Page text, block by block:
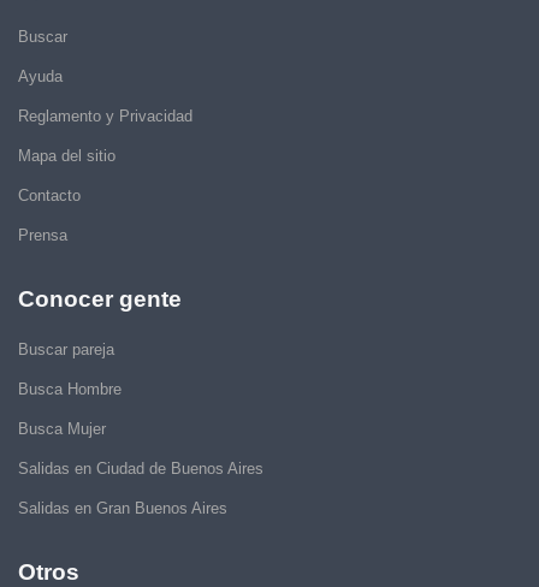
Buscar
Ayuda
Reglamento y Privacidad
Mapa del sitio
Contacto
Prensa
Conocer gente
Buscar pareja
Busca Hombre
Busca Mujer
Salidas en Ciudad de Buenos Aires
Salidas en Gran Buenos Aires
Otros